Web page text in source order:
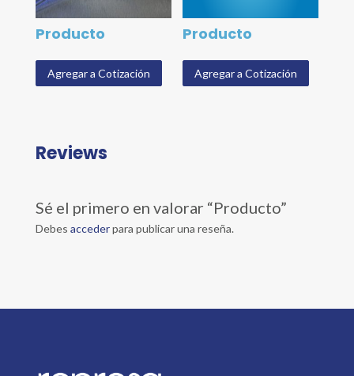
Producto
Agregar a Cotización
Producto
Agregar a Cotización
Reviews
Sé el primero en valorar “Producto”
Debes accederpara publicar una reseña.